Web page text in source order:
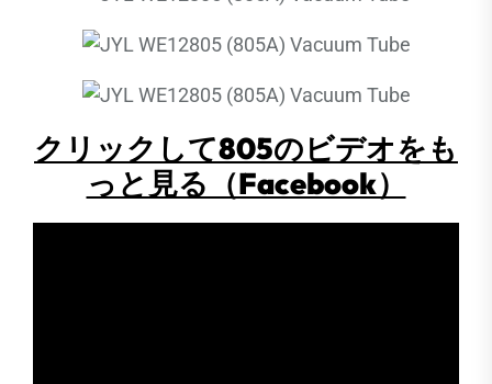
クリックして805のビデオをも
っと見る（Facebook）